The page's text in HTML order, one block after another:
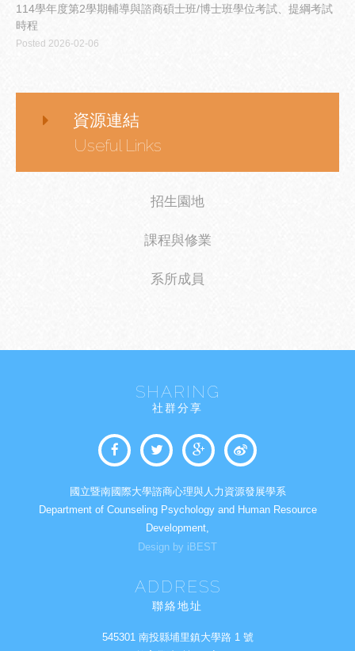
114學年度第2學期輔導與諮商碩士班/博士班學位考試、提綱考試
時程
Posted 2026-02-06
資源連結
Useful Links
招生園地
課程與修業
系所成員
SHARING
社群分享
國立暨南國際大學諮商心理與人力資源發展學系
Department of Counseling Psychology and Human Resource
Development,
Design by iBEST
ADDRESS
聯絡地址
545301 南投縣埔里鎮大學路 1 號